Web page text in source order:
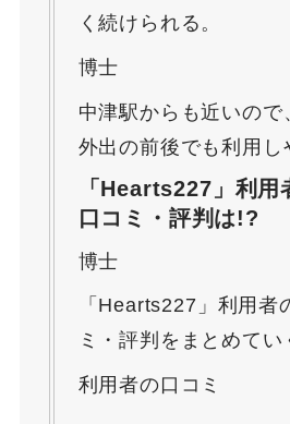
く続けられる。
博士
中津駅からも近いので
外出の前後でも利用し
「Hearts227」利用
口コミ・評判は!?
博士
「Hearts227」利用者
ミ・評判をまとめてい
利用者の口コミ